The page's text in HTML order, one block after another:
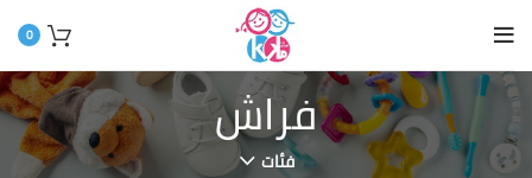
0
فراش
فئات